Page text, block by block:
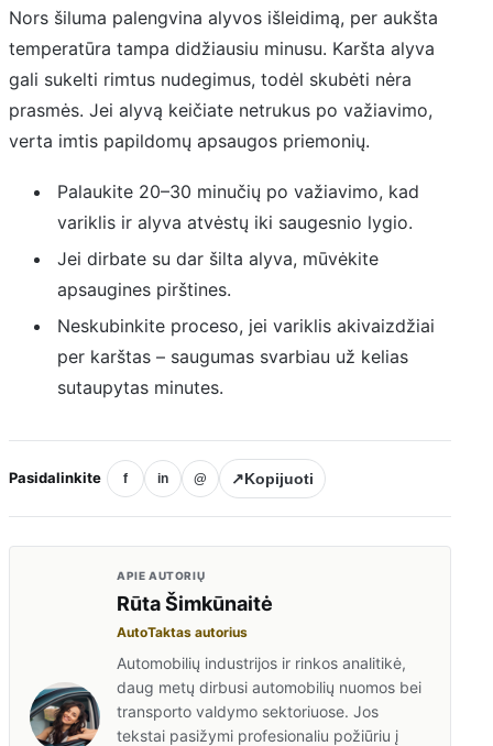
Nors šiluma palengvina alyvos išleidimą, per aukšta
temperatūra tampa didžiausiu minusu. Karšta alyva
gali sukelti rimtus nudegimus, todėl skubėti nėra
prasmės. Jei alyvą keičiate netrukus po važiavimo,
verta imtis papildomų apsaugos priemonių.
Palaukite 20–30 minučių po važiavimo, kad
variklis ir alyva atvėstų iki saugesnio lygio.
Jei dirbate su dar šilta alyva, mūvėkite
apsaugines pirštines.
Neskubinkite proceso, jei variklis akivaizdžiai
per karštas – saugumas svarbiau už kelias
sutaupytas minutes.
Pasidalinkite f in @ ↗Kopijuoti
APIE AUTORIŲ
Rūta Šimkūnaitė
AutoTaktas autorius
Automobilių industrijos ir rinkos analitikė,
daug metų dirbusi automobilių nuomos bei
transporto valdymo sektoriuose. Jos
tekstai pasižymi profesionaliu požiūriu į